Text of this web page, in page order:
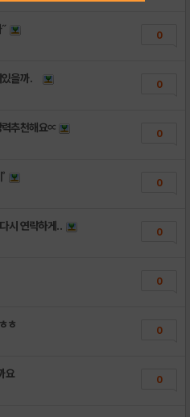
0
을까． 0
력추천해요∝ 0
0
시 연락하게.. 0
0
ㅎ 0
요 0